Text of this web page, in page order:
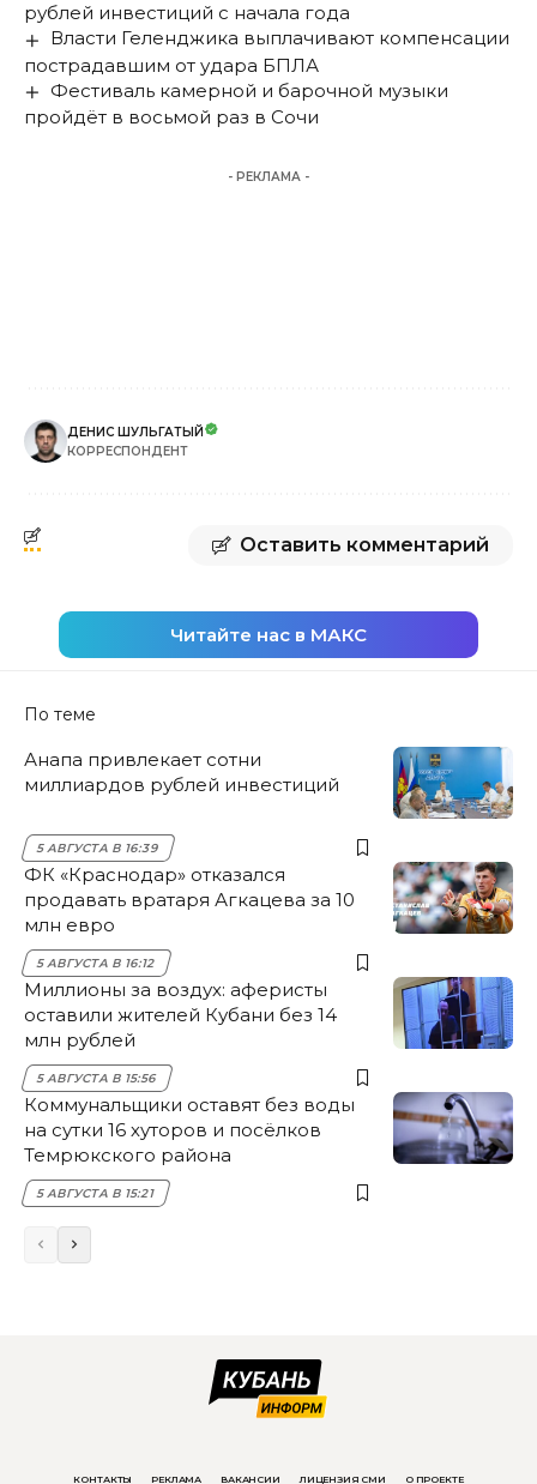
рублей инвестиций с начала года
Власти Геленджика выплачивают компенсации
пострадавшим от удара БПЛА
Фестиваль камерной и барочной музыки
пройдёт в восьмой раз в Сочи
- РЕКЛАМА -
ДЕНИС ШУЛЬГАТЫЙ
КОРРЕСПОНДЕНТ
Оставить комментарий
Читайте нас в МАКС
По теме
Анапа привлекает сотни
миллиардов рублей инвестиций
5 АВГУСТА В 16:39
ФК «Краснодар» отказался
продавать вратаря Агкацева за 10
млн евро
5 АВГУСТА В 16:12
Миллионы за воздух: аферисты
оставили жителей Кубани без 14
млн рублей
5 АВГУСТА В 15:56
Коммунальщики оставят без воды
на сутки 16 хуторов и посёлков
Темрюкского района
5 АВГУСТА В 15:21
КОНТАКТЫ РЕКЛАМА ВАКАНСИИ ЛИЦЕНЗИЯ СМИ О ПРОЕКТЕ